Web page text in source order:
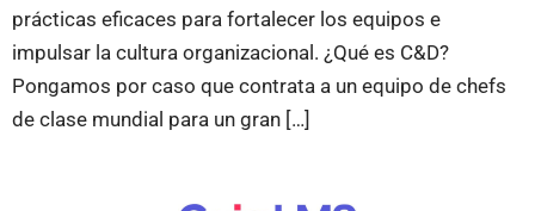
prácticas eficaces para fortalecer los equipos e
impulsar la cultura organizacional. ¿Qué es C&D?
Pongamos por caso que contrata a un equipo de chefs
de clase mundial para un gran […]